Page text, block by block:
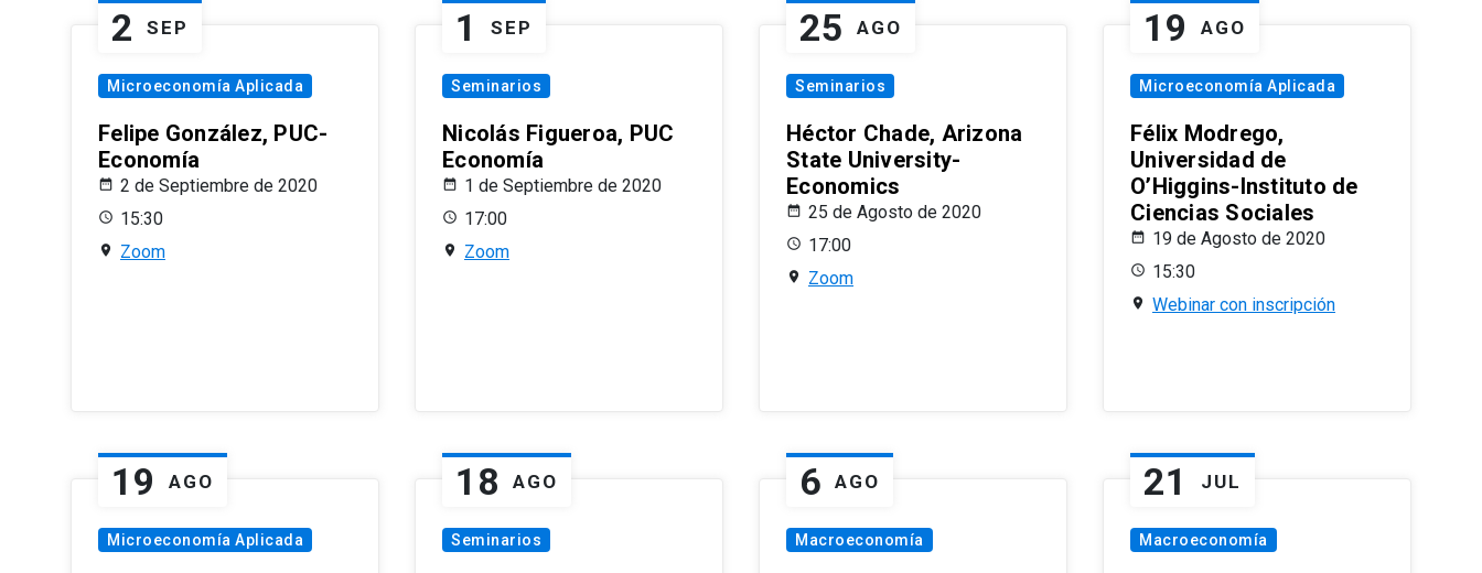
2 SEP
Microeconomía Aplicada
Felipe González, PUC-
Economía
2 de Septiembre de 2020
15:30
Zoom
1 SEP
Seminarios
Nicolás Figueroa, PUC
Economía
1 de Septiembre de 2020
17:00
Zoom
25 AGO
Seminarios
Héctor Chade, Arizona
State University-
Economics
25 de Agosto de 2020
17:00
Zoom
19 AGO
Microeconomía Aplicada
Félix Modrego,
Universidad de
O’Higgins-Instituto de
Ciencias Sociales
19 de Agosto de 2020
15:30
Webinar con inscripción
19 AGO
Microeconomía Aplicada
18 AGO
Seminarios
6 AGO
Macroeconomía
21 JUL
Macroeconomía